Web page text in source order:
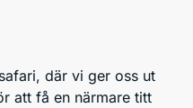
där vi ger oss ut
att få en närmare titt